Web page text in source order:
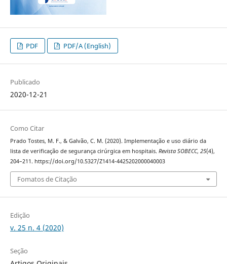
PDF PDF/A (English)
Publicado
2020-12-21
Como Citar
Prado Tostes, M. F., & Galvão, C. M. (2020). Implementação e uso diário da
lista de verificação de segurança cirúrgica em hospitais. Revista SOBECC, 25(4),
204–211. https://doi.org/10.5327/Z1414-4425202000040003
Fomatos de Citação
Edição
v. 25 n. 4 (2020)
Seção